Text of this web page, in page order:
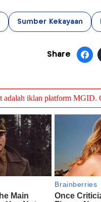
Sumber Kekayaan
Share